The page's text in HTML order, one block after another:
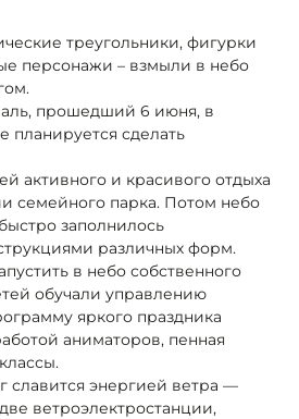
треугольники, фигурки
персонажи – взмыли в небо
прошедший 6 июня, в
планируется сделать
активного и красивого отдыха
семейного парка. Потом небо
заполнилось
различных форм.
в небо собственного
обучали управлению
яркого праздника
аниматоров, пенная
славится энергией ветра —
ветроэлектростанции,